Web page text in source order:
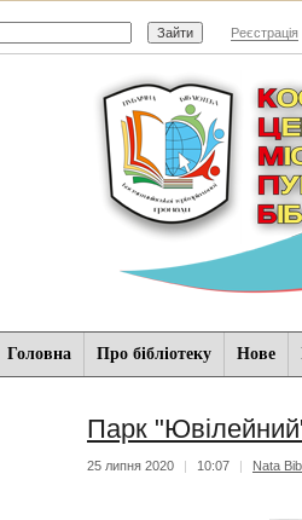
Реєстрація
Головна Про бібліотеку Нове
Парк
25 липня 2020 | 10:07 | Nata